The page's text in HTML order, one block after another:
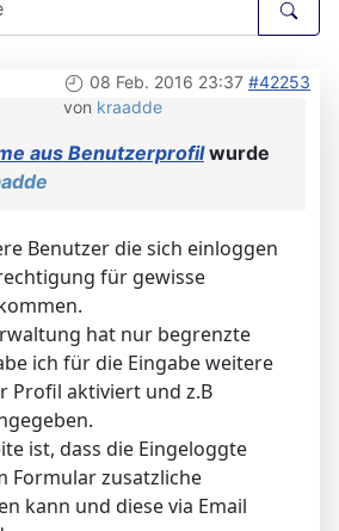
08 Feb. 2016 23:37 #42253
von kraadde
aus Benutzerprofilwurde
Benutzer die sich einloggen
für gewisse
hat nur begrenzte
ich für die Eingabe weitere
Profil aktiviert und z.B
ist, dass die Eingeloggte
Formular zusatzliche
kann und diese via Email